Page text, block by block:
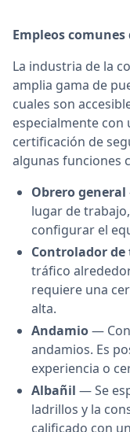
Empleos
La industria de la
amplia gama de
cuales son
especialmente con
certificación de
algunas funciones
Obrero general
lugar de
configurar el
Controlador
tráfico
requiere una
alta.
Andamio—
andamios. Es
experiencia o
Albañil — Se
ladrillos y la
calificado con